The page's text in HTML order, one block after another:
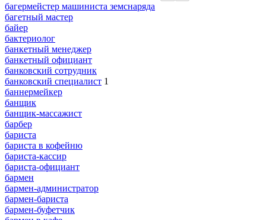
багермейстер машиниста земснаряда
багетный мастер
байер
бактериолог
банкетный менеджер
банкетный официант
банковский сотрудник
банковский специалист 1
баннермейкер
банщик
банщик-массажист
барбер
бариста
бариста в кофейню
бариста-кассир
бариста-официант
бармен
бармен-администратор
бармен-бариста
бармен-буфетчик